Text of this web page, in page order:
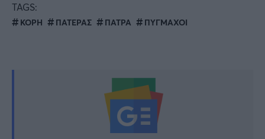
TAGS:
ΚΟΡΗ ΠΑΤΕΡΑΣ ΠΑΤΡΑ ΠΥΓΜΑΧΟΙ